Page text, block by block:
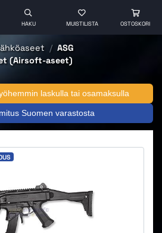
HAKU MUISTILISTA OSTOSKORI
ASG
(Airsoft-aseet)
laskulla tai osamaksulla
Suomen varastosta